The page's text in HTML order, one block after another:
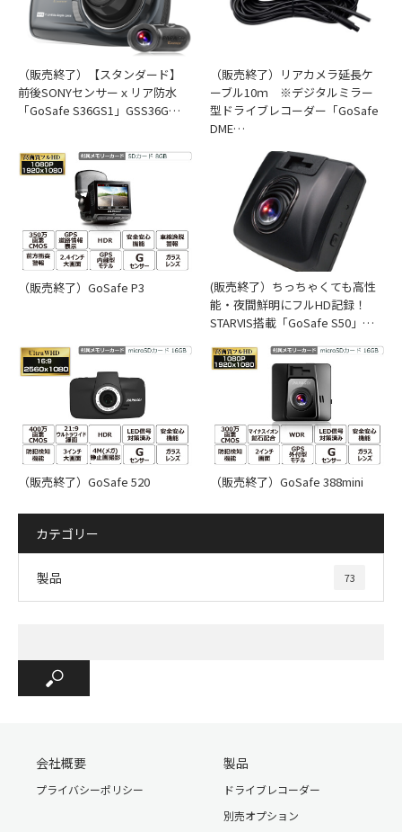
（販売終了）【スタンダード】
前後SONYセンサーｘリア防水
「GoSafe S36GS1」GSS36G…
（販売終了）リアカメラ延長ケ
ーブル10ｍ ※デジタルミラー
型ドライブレコーダー「GoSafe
DME…
（販売終了）GoSafe P3
(販売終了）ちっちゃくても高性
能・夜間鮮明にフルHD記録！
STARVIS搭載「GoSafe S50」…
（販売終了）GoSafe 520 （販売終了）GoSafe 388mini
カテゴリー
製品 73
会社概要
プライバシーポリシー
製品
ドライブレコーダー
別売オプション